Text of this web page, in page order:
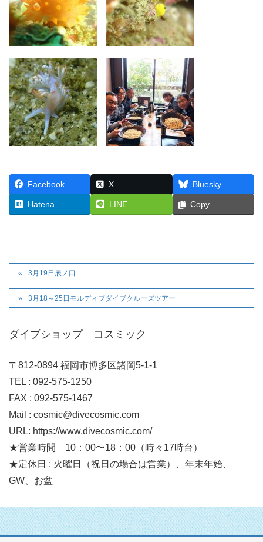
Facebook X Bluesky
Hatena LINE Copy
3月19日辰ノ口
3月18～25日モルディブダイブクルーズツアー
ダイブショップ コスミック
〒812-0894 福岡市博多区諸岡5-1-1
TEL : 092-575-1250
FAX : 092-575-1467
Mail : cosmic@divecosmic.com
URL: https://www.divecosmic.com/
★営業時間 10：00〜18：00（時々17時台）
★定休日 : 火曜日（祝日の場合は営業）、年末年始、
GW、お盆